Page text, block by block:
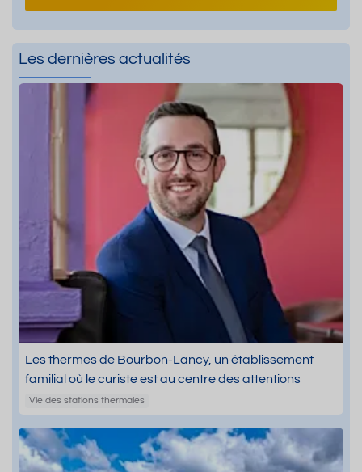
Les dernières actualités
Les thermes de Bourbon-Lancy, un établissement
familial où le curiste est au centre des attentions
Vie des stations thermales